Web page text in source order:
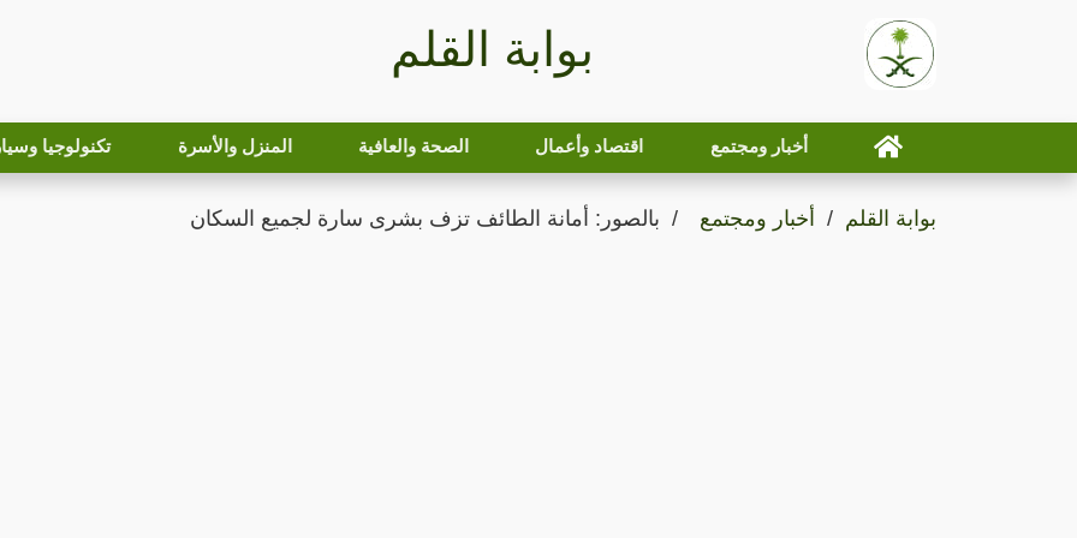
بوابة القلم
أخبار ومجتمع اقتصاد وأعمال الصحة والعافية المنزل والأسرة تكنولوجيا
بوابة القلم أخبار ومجتمع بالصور: أمانة الطائف تزف بشرى سارة لجميع السكان